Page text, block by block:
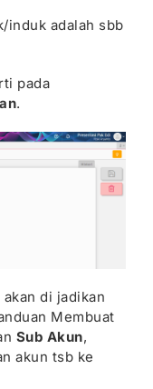
induk adalah sbb
pada
.
di jadikan
Membuat
Sub Akun,
akun tsb ke